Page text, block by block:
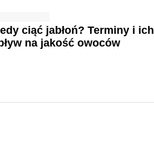
ciąć jabłoń? Terminy i ich
na jakość owoców